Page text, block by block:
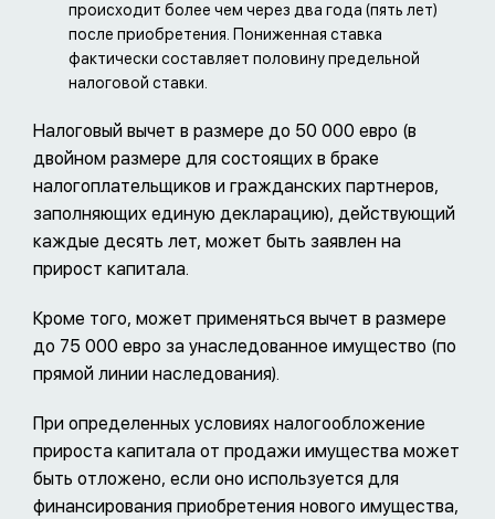
происходит более чем через два года (пять лет)
после приобретения. Пониженная ставка
фактически составляет половину предельной
налоговой ставки.
Налоговый вычет в размере до 50 000 евро (в
двойном размере для состоящих в браке
налогоплательщиков и гражданских партнеров,
заполняющих единую декларацию), действующий
каждые десять лет, может быть заявлен на
прирост капитала.
Кроме того, может применяться вычет в размере
до 75 000 евро за унаследованное имущество (по
прямой линии наследования).
При определенных условиях налогообложение
прироста капитала от продажи имущества может
быть отложено, если оно используется для
финансирования приобретения нового имущества,